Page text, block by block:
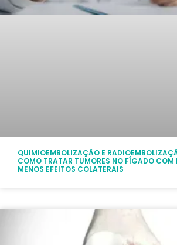
QUIMIOEMBOLIZAÇÃO E
COMO TRATAR TUMORES NO FÍGADO COM
MENOS EFEITOS COLATERAIS